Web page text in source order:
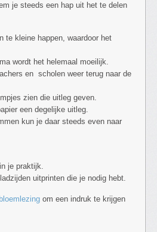
je steeds een hap uit het te delen
te kleine happen, waardoor het
wordt het helemaal moeilijk.
en scholen weer terug naar de
zien die uitleg geven.
een degelijke uitleg.
kun je daar steeds even naar
je praktijk.
uitprinten die je nodig hebt.
bloemlezing om een indruk te krijgen